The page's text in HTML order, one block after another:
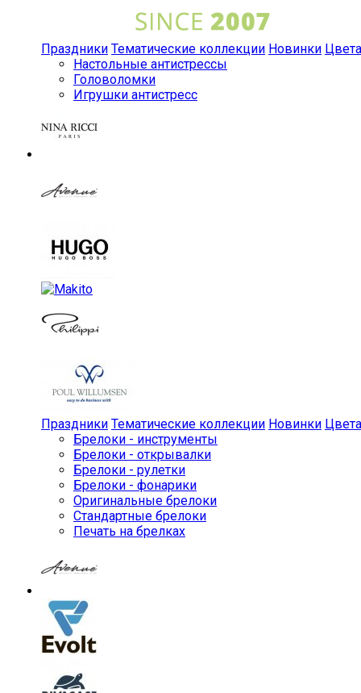
Праздники Тематические коллекции Новинки Цвета
Настольные антистрессы
Головоломки
Игрушки антистресс
Праздники Тематические коллекции Новинки Цвета
Брелоки - инструменты
Брелоки - открывалки
Брелоки - рулетки
Брелоки - фонарики
Оригинальные брелоки
Стандартные брелоки
Печать на брелках